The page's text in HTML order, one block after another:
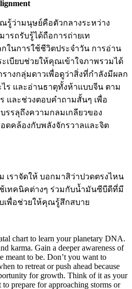
รู้ว่ามนุษย์คือตัวกลางระหว่าง
ารถรับรู้ได้ถือการถ่ายเท
ในการใช้ชีวิตประจำวัน การอ่าน
เบียบช่วยให้คุณเข้าใจภาพรวมได้
รางกลุ่มดาวเพื่อดูว่าสิ่งที่กำลังมีผลก
และอ่านธาตุทั้งห้าแบบจีน ตาม
และช่วงตอบคำถามสั้นๆ เพื่อ
รรลุถึงความกลมเกลียวของ
ดคล้องกับพลังจักรวาลและจิต
เราจัดให้ บอกมาสิว่าปวดตรงไหน
ช้เทคนิคต่างๆ ร่วมกับน้ำมันซีบีดีที่มี
พื่อช่วยให้คุณรู้สึกสบาย
chart to learn your planetary DNA.
karma. Gain a deeper awareness of
meant to be. Don’t you want to
to retreat or push ahead because
for growth. Think of it as your
prepare for approaching storms or